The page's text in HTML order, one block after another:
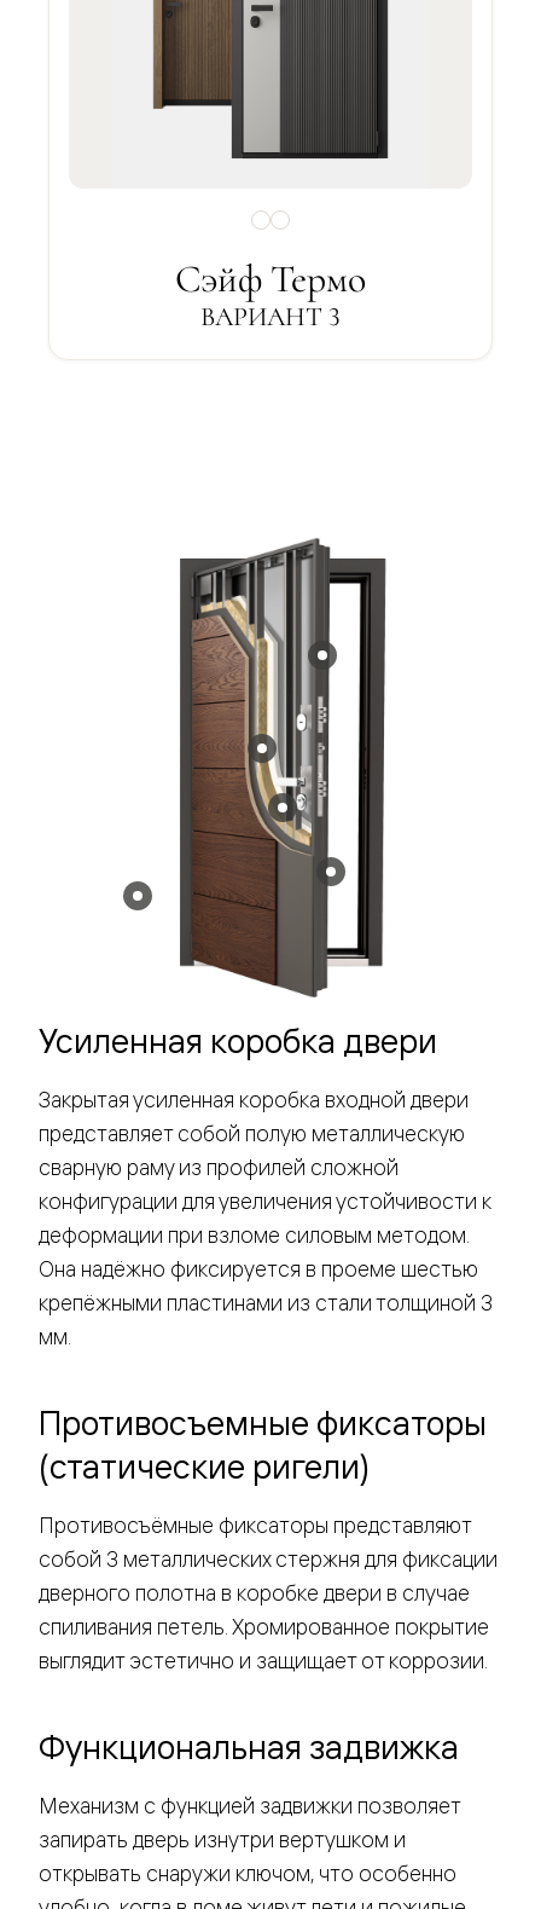
Сэйф Термо
ВАРИАНТ 3
Усиленная коробка двери
Закрытая усиленная коробка входной двери
представляет собой полую металлическую
сварную раму из профилей сложной
конфигурации для увеличения устойчивости к
деформации при взломе силовым методом.
Она надёжно фиксируется в проеме шестью
крепёжными пластинами из стали толщиной 3
мм.
Противосъемные фиксаторы
(статические ригели)
Противосъёмные фиксаторы представляют
собой 3 металлических стержня для фиксации
дверного полотна в коробке двери в случае
спиливания петель. Хромированное покрытие
выглядит эстетично и защищает от коррозии.
Функциональная задвижка
Механизм с функцией задвижки позволяет
запирать дверь изнутри вертушком и
открывать снаружи ключом, что особенно